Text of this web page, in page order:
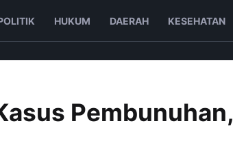
HUKUM DAERAH KESEHATAN
Pembunuhan,